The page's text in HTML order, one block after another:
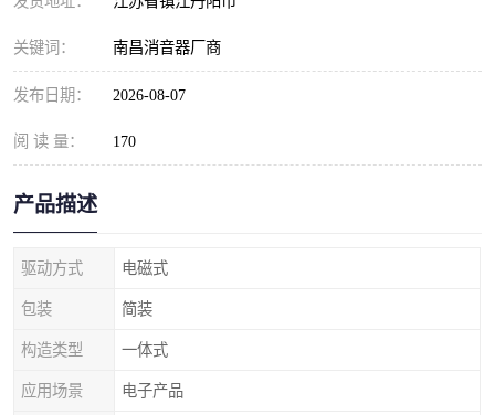
关键词： 南昌消音器厂商
发布日期： 2026-08-07
阅 读 量： 170
产品描述
驱动方式 电磁式
包装 简装
构造类型 一体式
应用场景 电子产品